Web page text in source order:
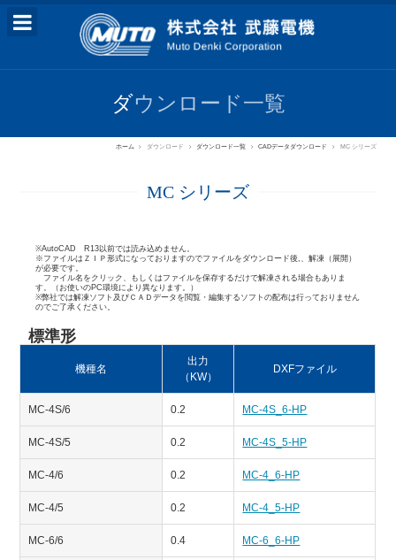
ダウンロード一覧
ホーム ダウンロード ダウンロード一覧 CADデータダウンロード MC シリーズ
MC シリーズ
※AutoCAD R13以前では読み込めません。
※ファイルはＺＩＰ形式になっておりますのでファイルをダウンロード後,、解凍（展開）
が必要です。
ファイル名をクリック、もしくはファイルを保存するだけで解凍される場合もありま
す。（お使いのPC環境により異なります。）
※弊社では解凍ソフト及びＣＡＤデータを閲覧・編集するソフトの配布は行っておりません
のでご了承ください。
標準形
機種名
出力
（KW）
DXFファイル
MC-4S/6 0.2 MC-4S_6-HP
MC-4S/5 0.2 MC-4S_5-HP
MC-4/6 0.2 MC-4_6-HP
MC-4/5 0.2 MC-4_5-HP
MC-6/6 0.4 MC-6_6-HP